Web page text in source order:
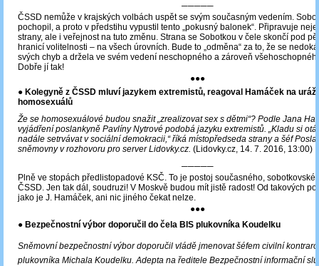
─────
ČSSD nemůže v krajských volbách uspět se svým současným vedením.
pochopil, a proto v předstihu vypustil tento „pokusný balonek“. Připravuje
strany, ale i veřejnost na tuto změnu. Strana se Sobotkou v čele skončí pod
hranicí volitelnosti – na všech úrovních. Bude to „odměna“ za to, že se
svých chyb a držela ve svém vedení neschopného a zároveň
Dobře jí tak!
●●●
● Kolegyně z ČSSD mluví jazykem extremistů, reagoval Hamáček na
homosexuálů
Že se homosexuálové budou snažit „zrealizovat sex s dětmi“? Podle Jana
vyjádření poslankyně Pavlíny Nytrové podobá jazyku extremistů. „Kladu si
nadále setrvávat v sociální demokracii,“ říká místopředseda strany a šéf
sněmovny v rozhovoru pro server Lidovky.cz. (Lidovky.cz, 14. 7. 2016, 13:00)
─────
Plně ve stopách předlistopadové KSČ. To je postoj současného,
ČSSD. Jen tak dál, soudruzi! V Moskvě budou mít jistě radost! Od takových
jako je J. Hamáček, ani nic jiného čekat nelze.
●●●
● Bezpečnostní výbor doporučil do čela BIS plukovníka Koudelku
Sněmovní bezpečnostní výbor doporučil vládě jmenovat šéfem civilní
plukovníka Michala Koudelku. Adepta na ředitele Bezpečnostní informační